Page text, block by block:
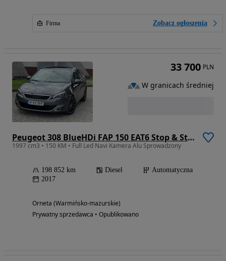
Firma Zobacz ogłoszenia
Peugeot 308 BlueHDi FAP 150 EAT6 Stop & Start Allure
1997 cm3 • 150 KM • Full Led Navi Kamera Alu Sprowadzony
198 852 km Diesel
Automatyczna
2017
Orneta (Warmińsko-mazurskie)
Prywatny sprzedawca • Opublikowano
33 700 PLN
W granicach średniej